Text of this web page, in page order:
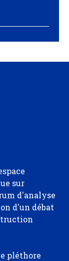
sur
d'analyse
d'un débat
pléthore